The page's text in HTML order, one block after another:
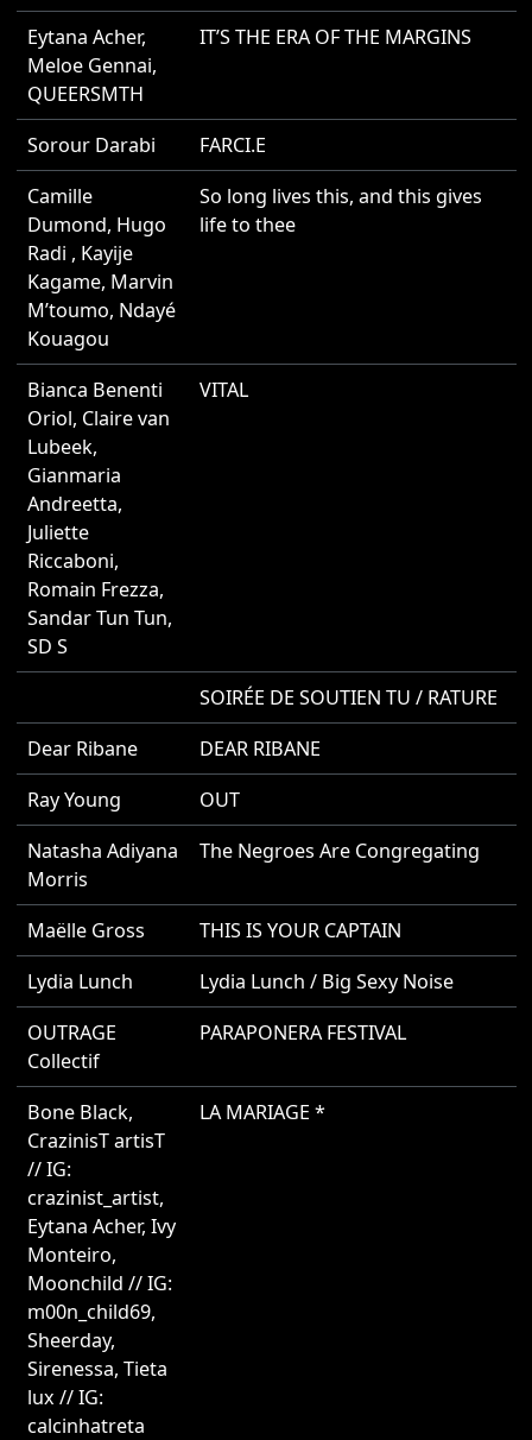
Eytana Acher,
Meloe Gennai,
QUEERSMTH
IT’S THE ERA OF THE MARGINS
Sorour Darabi FARCI.E
Camille
Dumond, Hugo
Radi , Kayije
Kagame, Marvin
M’toumo, Ndayé
Kouagou
So long lives this, and this gives
life to thee
Bianca Benenti
Oriol, Claire van
Lubeek,
Gianmaria
Andreetta,
Juliette
Riccaboni,
Romain Frezza,
Sandar Tun Tun,
SD S
VITAL
SOIRÉE DE SOUTIEN TU / RATURE
Dear Ribane
DEAR RIBANE
Ray Young
OUT
Natasha Adiyana
Morris
The Negroes Are Congregating
Maëlle Gross THIS IS YOUR CAPTAIN
Lydia Lunch
Lydia Lunch / Big Sexy Noise
OUTRAGE
Collectif
PARAPONERA FESTIVAL
Bone Black,
CrazinisT artisT
// IG:
crazinist_artist,
Eytana Acher, Ivy
Monteiro,
Moonchild // IG:
m00n_child69,
Sheerday,
Sirenessa, Tieta
lux // IG:
calcinhatreta
LA MARIAGE *